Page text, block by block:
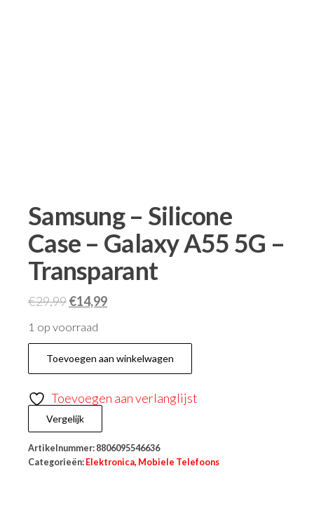
Samsung – Silicone
Case – Galaxy A55 5G –
Transparant
€29,99€14,99
1 op voorraad
Toevoegen aan winkelwagen
Toevoegen aan verlanglijst
Vergelijk
Artikelnummer: 8806095546636
Categorieën: Elektronica, Mobiele Telefoons